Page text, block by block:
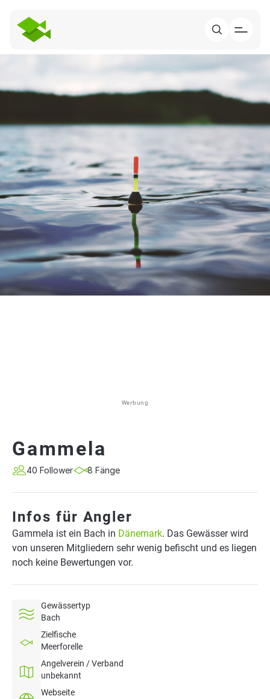
Werbung
Gammela
40 Follower 8 Fänge
Infos für Angler
Gammela ist ein Bach in Dänemark. Das Gewässer wird
von unseren Mitgliedern sehr wenig befischt und es liegen
noch keine Bewertungen vor.
Gewässertyp
Bach
Zielfische
Meerforelle
Angelverein / Verband
unbekannt
Webseite